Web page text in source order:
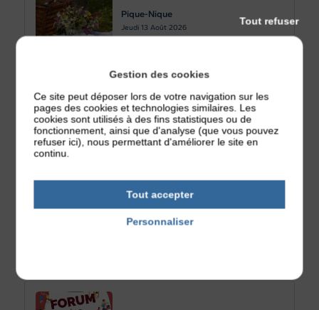
Pique-Nique
Jeudi 13 Août 2026
Sanglier à la broche
Samedi 29 Août 2026
fausses informations sur internet
Gestion des cookies
Ce site peut déposer lors de votre navigation sur les
pages des cookies et technologies similaires. Les
cookies sont utilisés à des fins statistiques ou de
fonctionnement, ainsi que d'analyse (que vous pouvez
refuser ici), nous permettant d'améliorer le site en
continu.
Tout accepter
Tout refuser
Personnaliser